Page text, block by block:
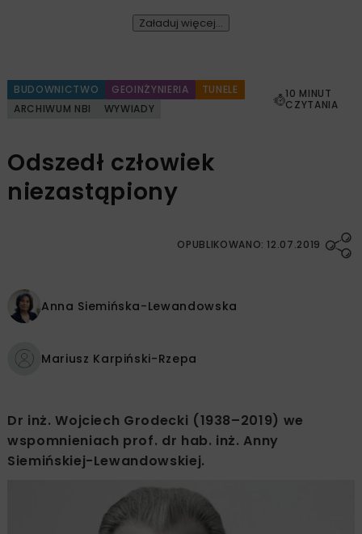
Załaduj więcej...
BUDOWNICTWO GEOINŻYNIERIA
TUNELE
ARCHIWUM NBI
WYWIADY
10 MINUT
CZYTANIA
Odszedł człowiek
niezastąpiony
OPUBLIKOWANO: 12.07.2019
Anna Siemińska-Lewandowska
Mariusz Karpiński-Rzepa
Dr inż. Wojciech Grodecki (1938–2019) we
wspomnieniach prof. dr hab. inż. Anny
Siemińskiej-Lewandowskiej.